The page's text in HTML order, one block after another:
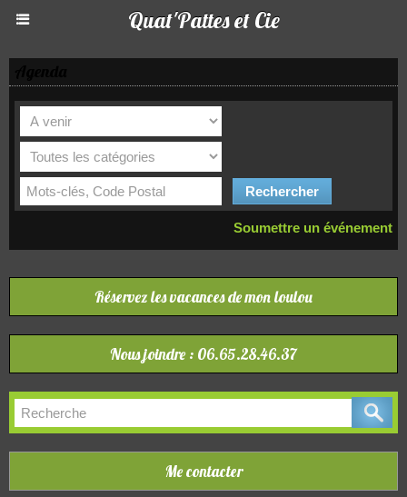
Quat'Pattes et Cie
Soumettre un événement
Réservez les vacances de mon loulou
Nous joindre : 06.65.28.46.37
Me contacter